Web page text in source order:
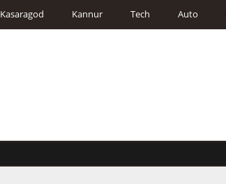
Kasaragod Kannur Tech Auto